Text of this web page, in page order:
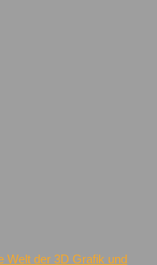
Welt der 3D Grafik und